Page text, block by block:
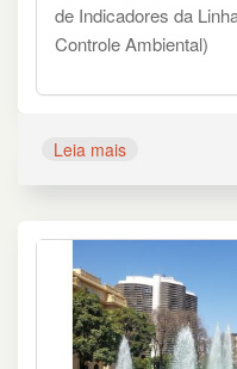
de Indicadores da
Controle Ambiental)
Leia mais